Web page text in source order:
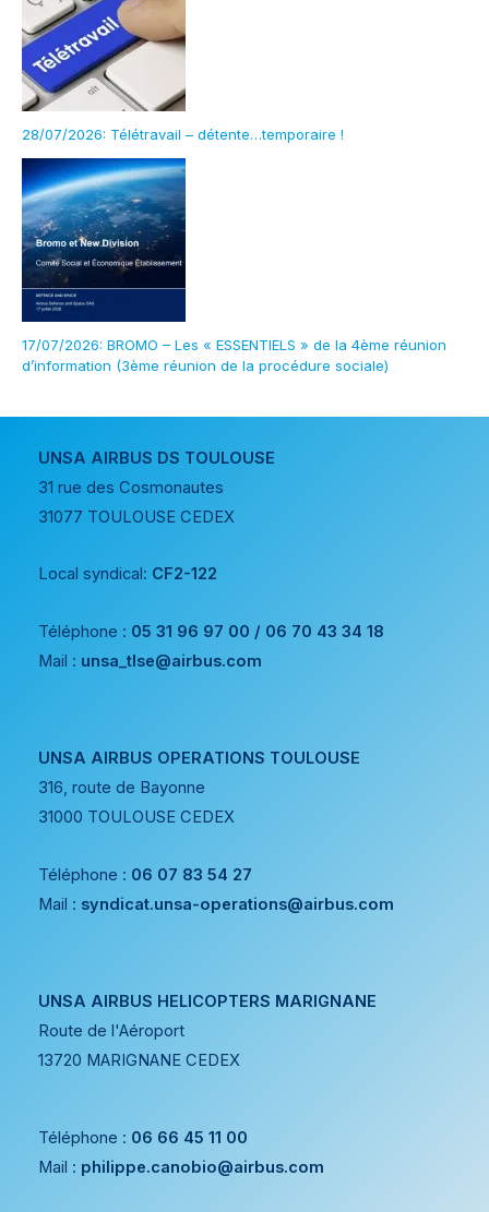
28/07/2026: Télétravail – détente…temporaire !
17/07/2026: BROMO – Les « ESSENTIELS » de la 4ème réunion
d’information (3ème réunion de la procédure sociale)
UNSA AIRBUS DS TOULOUSE
31 rue des Cosmonautes
31077 TOULOUSE CEDEX
Local syndical: CF2-122
Téléphone : 05 31 96 97 00 / 06 70 43 34 18
Mail : unsa_tlse@airbus.com
UNSA AIRBUS OPERATIONS TOULOUSE
316, route de Bayonne
31000 TOULOUSE CEDEX
Téléphone : 06 07 83 54 27
Mail : syndicat.unsa-operations@airbus.com
UNSA AIRBUS HELICOPTERS MARIGNANE
Route de l'Aéroport
13720 MARIGNANE CEDEX
Téléphone : 06 66 45 11 00
Mail : philippe.canobio@airbus.com